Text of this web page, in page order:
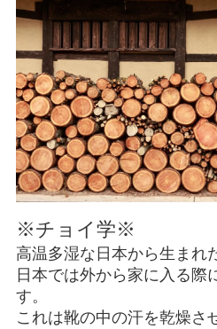
※チョイ学※
高温多湿な日本から生まれ
日本では外から家に入る際
す。
これは靴の中の汗を乾燥さ